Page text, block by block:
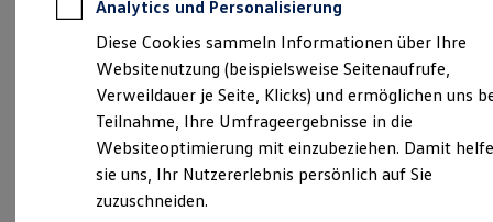
Kfz-Versicherung
Restschuldversicherungen
Garantien
Wartungsverträge
Geschäftskunden
Professional Class bei Volkswagen
Großkunden
Behörden
Direktkunden
Sonderfahrzeuge
Anpfiff zum Gewinn
Hans Carstens GmbH (Impressum & Rechtliches)
Analytics und Personalisierung
Diese Cookies sammeln Informationen über Ihre
Websitenutzung (beispielsweise Seitenaufrufe,
Verweildauer je Seite, Klicks) und ermöglichen uns
Teilnahme, Ihre Umfrageergebnisse in die
Websiteoptimierung mit einzubeziehen. Damit
sie uns, Ihr Nutzererlebnis persönlich auf Sie
zuzuschneiden.